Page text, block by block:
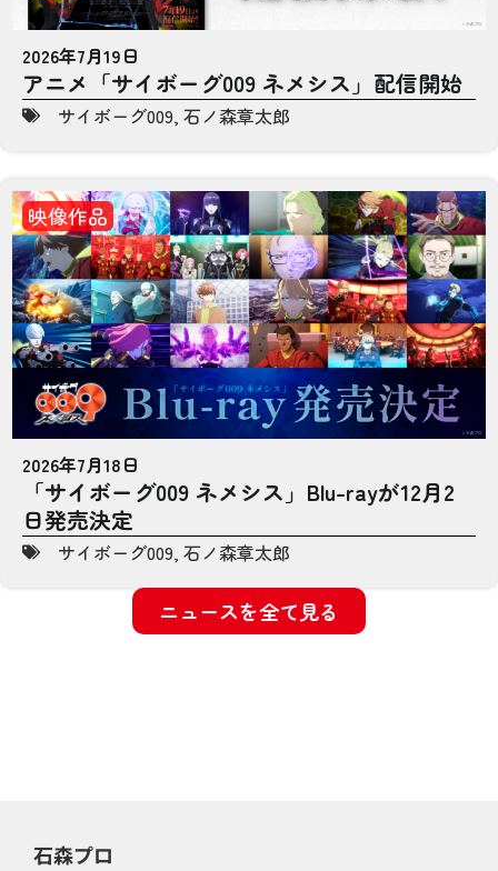
2026年7月19日
アニメ「サイボーグ009 ネメシス」配信開始
サイボーグ009, 石ノ森章太郎
映像作品
2026年7月18日
「サイボーグ009 ネメシス」Blu-rayが12月2
日発売決定
サイボーグ009, 石ノ森章太郎
ニュースを全て見る
石森プロ